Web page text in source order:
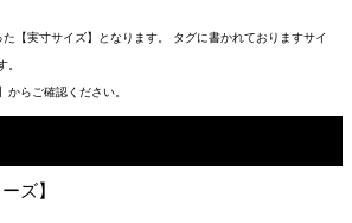
【実寸サイズ】となります。 タグに書かれておりますサイ
から ご確認ください。
ズ】